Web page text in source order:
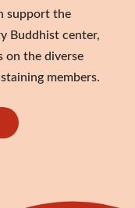
support the
Buddhist center,
on the diverse
members.